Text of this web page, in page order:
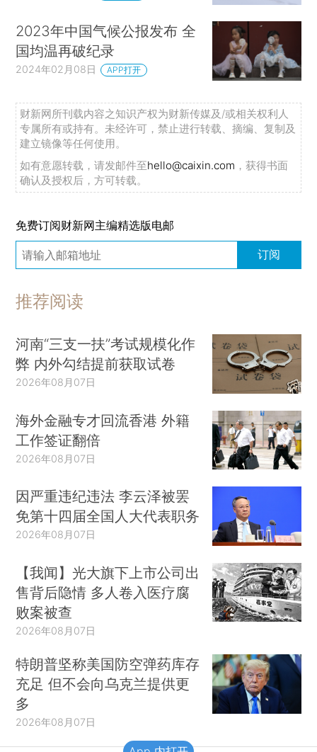
2023年中国气候公报发布 全
国均温再破纪录
2024年02月08日 APP打开
财新网所刊载内容之知识产权为财新传媒及/或相关权利人
专属所有或持有。未经许可，禁止进行转载、摘编、复制及
建立镜像等任何使用。
如有意愿转载，请发邮件至hello@caixin.com ，获得书面
确认及授权后，方可转载。
免费订阅财新网主编精选版电邮
订阅
推荐阅读
河南“三支一扶”考试规模化作
弊 内外勾结提前获取试卷
2026年08月07日
海外金融专才回流香港 外籍
工作签证翻倍
2026年08月07日
因严重违纪违法 李云泽被罢
免第十四届全国人大代表职务
2026年08月07日
【我闻】光大旗下上市公司出
售背后隐情 多人卷入医疗腐
败案被查
2026年08月07日
特朗普坚称美国防空弹药库存
充足 但不会向乌克兰提供更
多
2026年08月07日